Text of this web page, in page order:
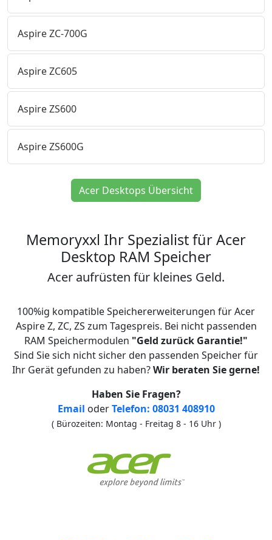
Aspire ZC-700G
Aspire ZC605
Aspire ZS600
Aspire ZS600G
Acer Desktops Übersicht
Memoryxxl Ihr Spezialist für Acer
Desktop RAM Speicher
Acer aufrüsten für kleines Geld.
100%ig kompatible Speichererweiterungen für Acer
Aspire Z, ZC, ZS zum Tagespreis. Bei nicht passenden
RAM Speichermodulen "Geld zurück Garantie!"
Sind Sie sich nicht sicher den passenden Speicher für
Ihr Gerät gefunden zu haben?Wir beraten Sie gerne!
Haben Sie Fragen?
Email oderTelefon: 08031 408910
( Bürozeiten: Montag - Freitag 8 - 16 Uhr )